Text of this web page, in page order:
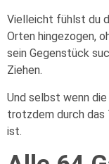
Vielleicht fühlst du
Orten hingezogen,
sein Gegenstück
Ziehen.
Und selbst wenn
trotzdem durch das
ist.